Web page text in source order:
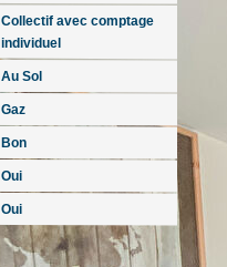
Collectif avec comptage
individuel
Au Sol
Gaz
Bon
Oui
Oui